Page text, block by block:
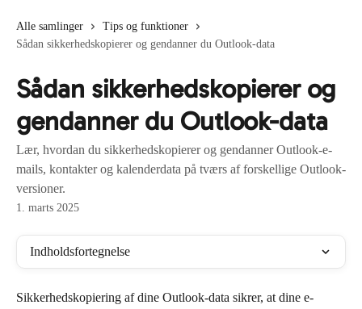
Alle samlinger
Tips og funktioner
Sådan sikkerhedskopierer og gendanner du Outlook-data
Sådan sikkerhedskopierer og
gendanner du Outlook-data
Lær, hvordan du sikkerhedskopierer og gendanner Outlook-e-
mails, kontakter og kalenderdata på tværs af forskellige Outlook-
versioner.
1. marts 2025
Indholdsfortegnelse
Sikkerhedskopiering af dine Outlook-data sikrer, at dine e-